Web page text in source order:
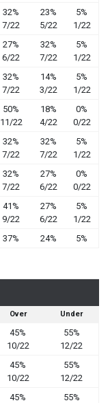
32%
7/22
23%
5/22
5%
1/22
27%
6/22
32%
7/22
5%
1/22
32%
7/22
14%
3/22
5%
1/22
50%
11/22
18%
4/22
0%
0/22
32%
7/22
32%
7/22
5%
1/22
32%
7/22
27%
6/22
0%
0/22
41%
9/22
27%
6/22
5%
1/22
37% 24% 5%
Over Under
45%
10/22
55%
12/22
45%
10/22
55%
12/22
45%
55%